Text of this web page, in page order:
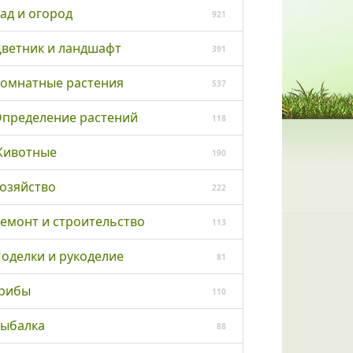
и огород 921
и ландшафт 391
растения 537
растений 118
190
222
и строительство 113
и рукоделие 81
110
88